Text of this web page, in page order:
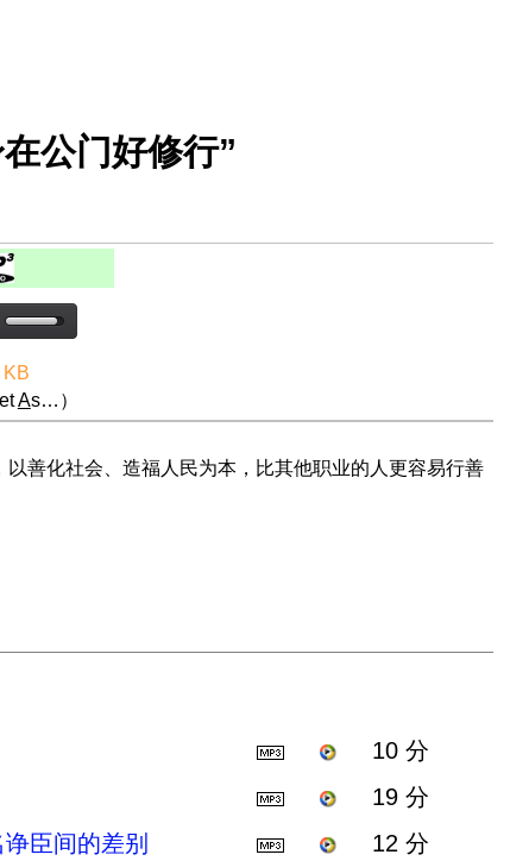
公门好修行”
KB
As…）
善化社会、造福人民为本，比其他职业的人更容易行善
10 分
19 分
臣间的差别
12 分